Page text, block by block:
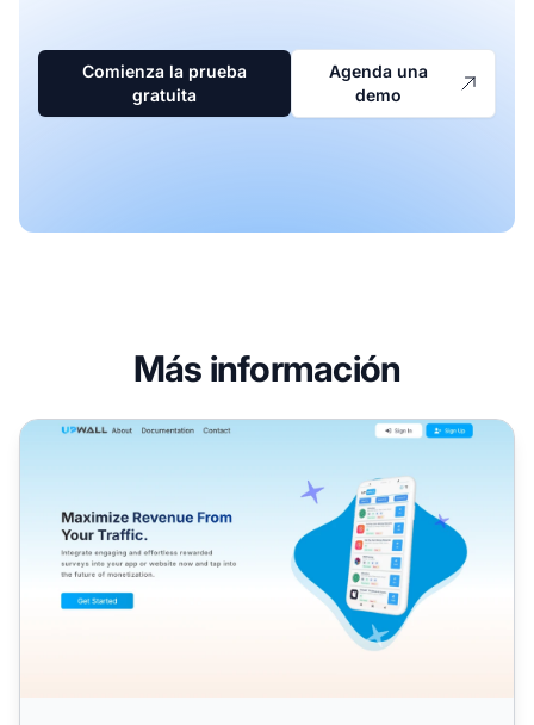
Comienza la prueba
gratuita
Agenda una
demo
Más información
Programa de Afiliados Upwall